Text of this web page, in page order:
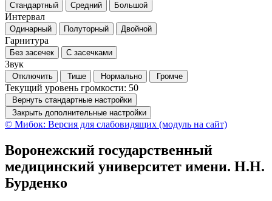
Стандартный Средний Большой
Интервал
Одинарный Полуторный Двойной
Гарнитура
Без засечек С засечками
Звук
Отключить Тише Нормально Громче
Текущий уровень громкости: 50
Вернуть стандартные настройки
Закрыть дополнительные настройки
© Мибок: Версия для слабовидящих (модуль на сайт)
Воронежский государственный
медицинский университет имени. Н.Н.
Бурденко